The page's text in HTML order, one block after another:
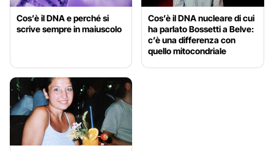
Cos’è il DNA e perché si
scrive sempre in maiuscolo
Cos’è il DNA nucleare di cui
ha parlato Bossetti a Belve:
c’è una differenza con
quello mitocondriale